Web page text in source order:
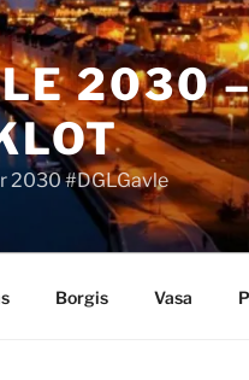
2030
2030 #DGLGavle
Borgis Vasa